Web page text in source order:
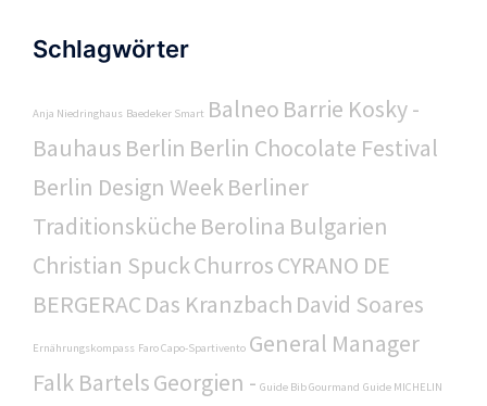
Schlagwörter
Anja Niedringhaus Baedeker Smart Balneo Barrie Kosky -
Bauhaus Berlin Berlin Chocolate Festival
Berlin Design WeekBerliner
Traditionsküche Berolina Bulgarien
Christian SpuckChurrosCYRANO DE
BERGERAC Das Kranzbach David Soares
Ernährungskompass Faro Capo-Spartivento General Manager
Falk BartelsGeorgien - Guide Bib Gourmand Guide MICHELIN